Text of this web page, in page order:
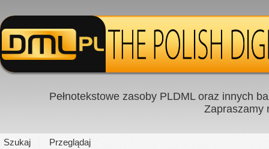
Pełnotekstowe zasoby PLDML oraz innych
Zapraszamy
Szukaj Przeglądaj